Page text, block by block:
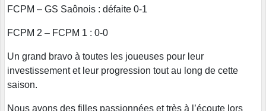
FCPM – GS Saônois : défaite 0-1
FCPM 2 – FCPM 1 : 0-0
Un grand bravo à toutes les joueuses pour leur
investissement et leur progression tout au long de cette
saison.
Nous avons des filles passionnées et très à l’écoute lors